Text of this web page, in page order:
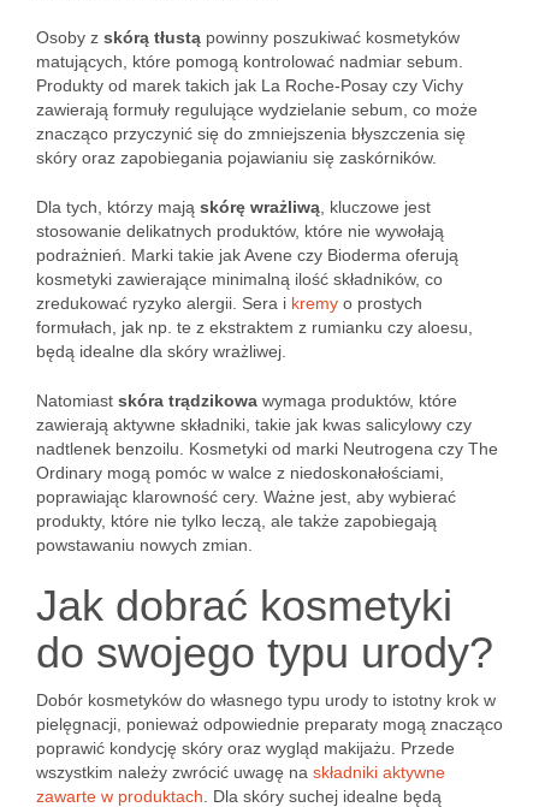
Osoby z skórą tłustą powinny poszukiwać kosmetyków
matujących, które pomogą kontrolować nadmiar sebum.
Produkty od marek takich jak La Roche-Posay czy Vichy
zawierają formuły regulujące wydzielanie sebum, co może
znacząco przyczynić się do zmniejszenia błyszczenia się
skóry oraz zapobiegania pojawianiu się zaskórników.
Dla tych, którzy mają skórę wrażliwą , kluczowe jest
stosowanie delikatnych produktów, które nie wywołają
podrażnień. Marki takie jak Avene czy Bioderma oferują
kosmetyki zawierające minimalną ilość składników, co
zredukować ryzyko alergii. Sera i kremy o prostych
formułach, jak np. te z ekstraktem z rumianku czy aloesu,
będą idealne dla skóry wrażliwej.
Natomiast skóra trądzikowa wymaga produktów, które
zawierają aktywne składniki, takie jak kwas salicylowy czy
nadtlenek benzoilu. Kosmetyki od marki Neutrogena czy The
Ordinary mogą pomóc w walce z niedoskonałościami,
poprawiając klarowność cery. Ważne jest, aby wybierać
produkty, które nie tylko leczą, ale także zapobiegają
powstawaniu nowych zmian.
Jak dobrać kosmetyki
do swojego typu urody?
Dobór kosmetyków do własnego typu urody to istotny krok w
pielęgnacji, ponieważ odpowiednie preparaty mogą znacząco
poprawić kondycję skóry oraz wygląd makijażu. Przede
wszystkim należy zwrócić uwagę na składniki aktywne
zawarte w produktach . Dla skóry suchej idealne będą